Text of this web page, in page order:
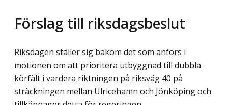
Förslag till riksdagsbeslut
Riksdagen ställer sig bakom det som anförs i
motionen om att prioritera utbyggnad till dubbla
körfält i vardera riktningen på riksväg 40 på
sträckningen mellan Ulricehamn och Jönköping och